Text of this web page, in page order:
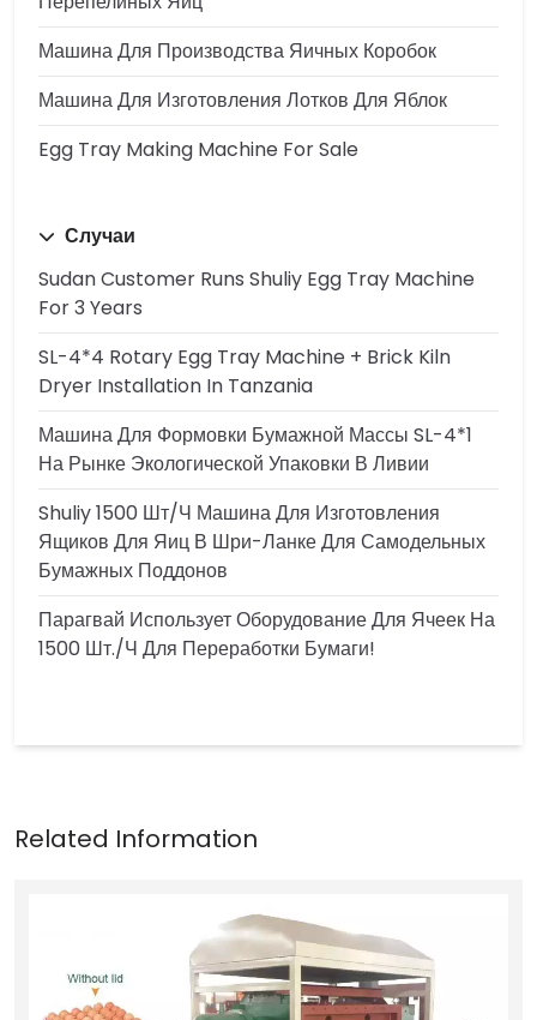
Машина Для Производства Яичных Коробок
Машина Для Изготовления Лотков Для Яблок
Egg Tray Making Machine For Sale
Случаи
Sudan Customer Runs Shuliy Egg Tray Machine
For 3 Years
SL-4*4 Rotary Egg Tray Machine + Brick Kiln
Dryer Installation In Tanzania
Машина Для Формовки Бумажной Массы SL-4*1
На Рынке Экологической Упаковки В Ливии
Shuliy 1500 Шт/ч Машина Для Изготовления
Ящиков Для Яиц В Шри-Ланке Для Самодельных
Бумажных Поддонов
Парагвай Использует Оборудование Для Ячеек На
1500 Шт./ч Для Переработки Бумаги!